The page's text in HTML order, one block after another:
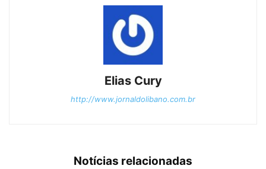
Elias Cury
http://www.jornaldolibano.com.br
Notícias relacionadas